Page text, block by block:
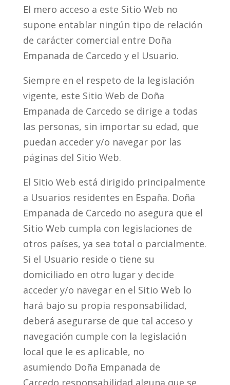
El mero acceso a este Sitio Web no
supone entablar ningún tipo de relación
de carácter comercial entre Doña
Empanada de Carcedo y el Usuario.
Siempre en el respeto de la legislación
vigente, este Sitio Web de Doña
Empanada de Carcedo se dirige a todas
las personas, sin importar su edad, que
puedan acceder y/o navegar por las
páginas del Sitio Web.
El Sitio Web está dirigido principalmente
a Usuarios residentes en España. Doña
Empanada de Carcedo no asegura que el
Sitio Web cumpla con legislaciones de
otros países, ya sea total o parcialmente.
Si el Usuario reside o tiene su
domiciliado en otro lugar y decide
acceder y/o navegar en el Sitio Web lo
hará bajo su propia responsabilidad,
deberá asegurarse de que tal acceso y
navegación cumple con la legislación
local que le es aplicable, no
asumiendo Doña Empanada de
Carcedo responsabilidad alguna que se